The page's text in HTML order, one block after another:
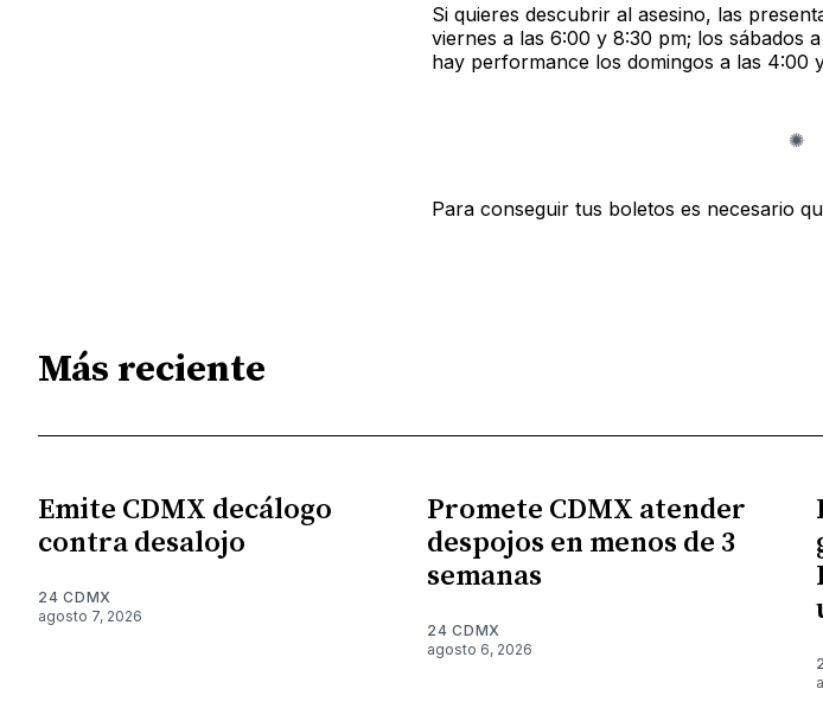
Si quieres descubrir al asesino, las
viernes a las 6:00 y 8:30 pm; los sábados
hay performance los domingos a las 4:00
Para conseguir tus boletos es necesario
Más reciente
Emite CDMX decálogo
contra desalojo
24 CDMX
agosto 7, 2026
Promete CDMX atender
despojos en menos de 3
semanas
24 CDMX
agosto 6, 2026